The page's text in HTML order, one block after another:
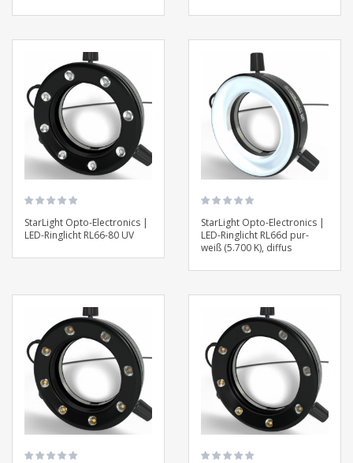
StarLight Opto-Electronics |
LED-Ringlicht RL66-80 UV
StarLight Opto-Electronics |
LED-Ringlicht RL66d pur-
weiß (5.700 K), diffus